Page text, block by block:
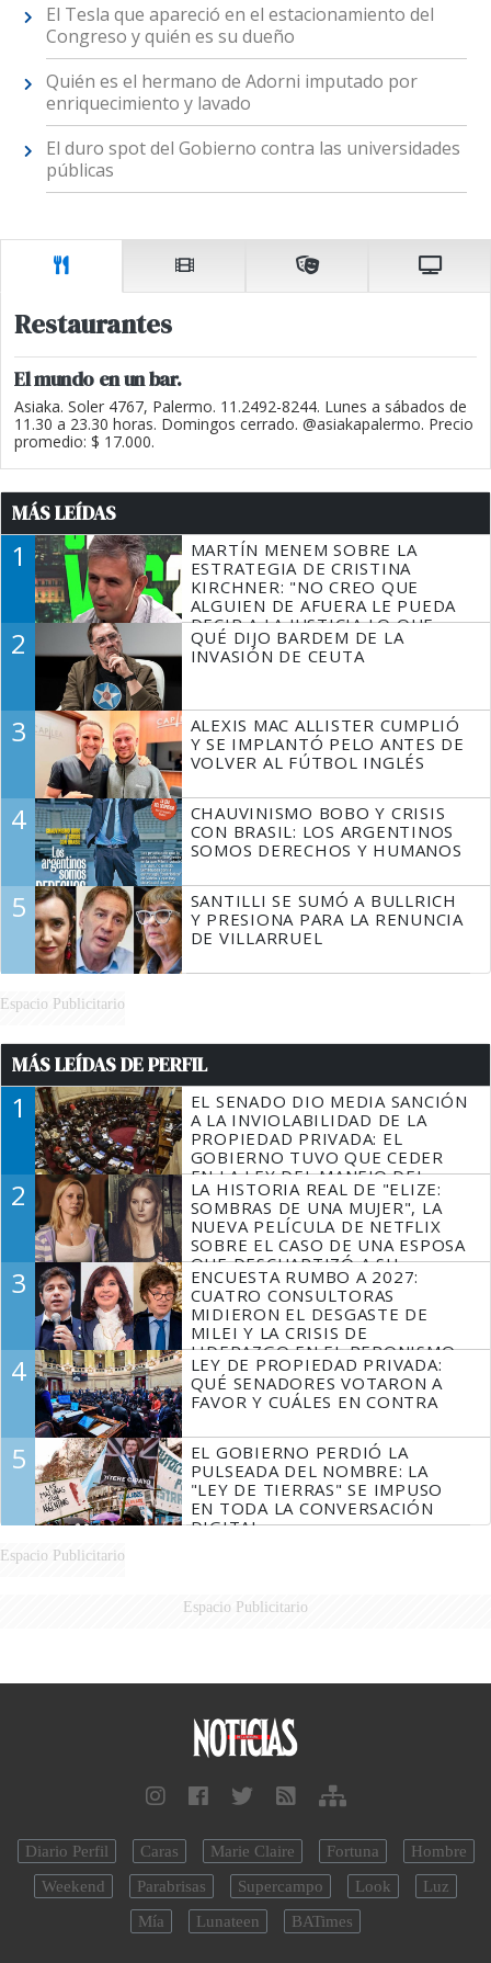
El Tesla que apareció en el estacionamiento del
Congreso y quién es su dueño
Quién es el hermano de Adorni imputado por
enriquecimiento y lavado
El duro spot del Gobierno contra las universidades
públicas
Restaurantes
El mundo en un bar.
Asiaka. Soler 4767, Palermo. 11.2492-8244. Lunes a sábados de
11.30 a 23.30 horas. Domingos cerrado. @asiakapalermo. Precio
promedio: $ 17.000.
MÁS LEÍDAS
1
MARTÍN MENEM SOBRE LA
ESTRATEGIA DE CRISTINA
KIRCHNER: "NO CREO QUE
ALGUIEN DE AFUERA LE PUEDA
DECIR A LA JUSTICIA LO QUE
TIENE QUE HACER"
2
QUÉ DIJO BARDEM DE LA
INVASIÓN DE CEUTA
3
ALEXIS MAC ALLISTER CUMPLIÓ
Y SE IMPLANTÓ PELO ANTES DE
VOLVER AL FÚTBOL INGLÉS
4
CHAUVINISMO BOBO Y CRISIS
CON BRASIL: LOS ARGENTINOS
SOMOS DERECHOS Y HUMANOS
5
SANTILLI SE SUMÓ A BULLRICH
Y PRESIONA PARA LA RENUNCIA
DE VILLARRUEL
Espacio Publicitario
MÁS LEÍDAS DE PERFIL
1
EL SENADO DIO MEDIA SANCIÓN
A LA INVIOLABILIDAD DE LA
PROPIEDAD PRIVADA: EL
GOBIERNO TUVO QUE CEDER
EN LA LEY DEL MANEJO DEL
FUEGO
2
LA HISTORIA REAL DE "ELIZE:
SOMBRAS DE UNA MUJER", LA
NUEVA PELÍCULA DE NETFLIX
SOBRE EL CASO DE UNA ESPOSA
QUE DESCUARTIZÓ A SU
MARIDO
3
ENCUESTA RUMBO A 2027:
CUATRO CONSULTORAS
MIDIERON EL DESGASTE DE
MILEI Y LA CRISIS DE
LIDERAZGO EN EL PERONISMO
4
LEY DE PROPIEDAD PRIVADA:
QUÉ SENADORES VOTARON A
FAVOR Y CUÁLES EN CONTRA
5
EL GOBIERNO PERDIÓ LA
PULSEADA DEL NOMBRE: LA
"LEY DE TIERRAS" SE IMPUSO
EN TODA LA CONVERSACIÓN
DIGITAL
Espacio Publicitario
Espacio Publicitario
Diario Perfil Caras Marie Claire Fortuna
Hombre
Weekend
Parabrisas Supercampo Look
Luz
Mía
Lunateen BATimes